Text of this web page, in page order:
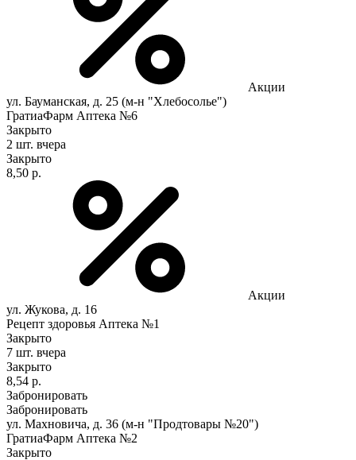
Акции
ул. Бауманская, д. 25 (м-н "Хлебосолье")
ГратиаФарм Аптека №6
Закрыто
2 шт. вчера
Закрыто
8,50 р.
Акции
ул. Жукова, д. 16
Рецепт здоровья Аптека №1
Закрыто
7 шт. вчера
Закрыто
8,54 р.
Забронировать
Забронировать
ул. Махновича, д. 36 (м-н "Продтовары №20")
ГратиаФарм Аптека №2
Закрыто